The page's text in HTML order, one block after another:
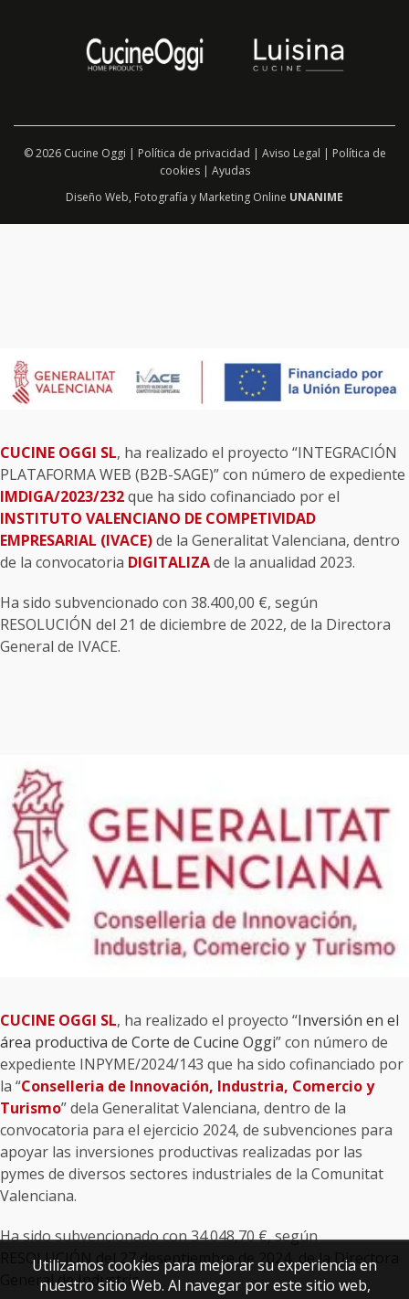
© 2026 Cucine Oggi | Política de privacidad | Aviso Legal | Política de
cookies| Ayudas
Diseño Web, Fotografía y Marketing Online UNANIME
CUCINE OGGI SL, ha realizado el proyecto “INTEGRACIÓN
PLATAFORMA WEB (B2B-SAGE)” con número de expediente
IMDIGA/2023/232que ha sido cofinanciado por el
INSTITUTO VALENCIANO DE COMPETIVIDAD
EMPRESARIAL (IVACE)de la Generalitat Valenciana, dentro
de la convocatoria DIGITALIZAde la anualidad 2023.
Ha sido subvencionado con 38.400,00 €, según
RESOLUCIÓN del 21 de diciembre de 2022, de la Directora
General de IVACE.
CUCINE OGGI SL, ha realizado el proyecto “Inversión en el
área productiva de Corte de Cucine Oggi” con número de
expediente INPYME/2024/143 que ha sido cofinanciado por
la “Conselleria de Innovación, Industria, Comercio y
Turismo” dela Generalitat Valenciana, dentro de la
convocatoria para el ejercicio 2024, de subvenciones para
apoyar las inversiones productivas realizadas por las
pymes de diversos sectores industriales de la Comunitat
Valenciana.
Ha sido subvencionado con 34.048,70 €, según
RESOLUCIÓN del 27 deseptiembre de 2024, de la Directora
General de Industria.
Utilizamos cookies para mejorar su experiencia en
nuestro sitio Web. Al navegar por este sitio web,